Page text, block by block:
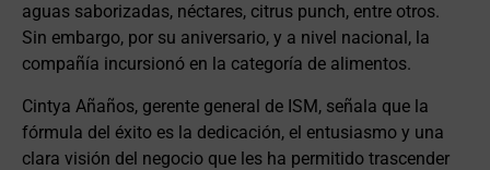
aguas saborizadas, néctares, citrus punch, entre otros.
Sin embargo, por su aniversario, y a nivel nacional, la
compañía incursionó en la categoría de alimentos.
Cintya Añaños, gerente general de ISM, señala que la
fórmula del éxito es la dedicación, el entusiasmo y una
clara visión del negocio que les ha permitido trascender